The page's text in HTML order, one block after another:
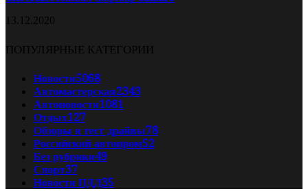
13.12.2020
ПОПУЛЯРНЫЕ КАТЕГОРИИ
Новости5068
Автомастерская2343
Автоновости1081
Отдых127
Обзоры и тест драйвы78
Российский автопром52
Без рубрики49
Спорт37
Новости ПДД35